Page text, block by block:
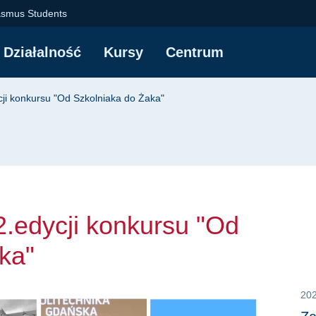
konkursu "Od
Students
Działalność Kursy Centrum
konkursu "Od Szkolniaka do Żaka"
konkursu "Od